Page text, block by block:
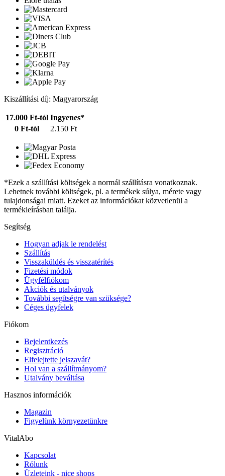
Kiszállítási díj: Magyarország
17.000 Ft-tól Ingyenes*
0 Ft-tól
2.150 Ft
*Ezek a szállítási költségek a normál szállításra vonatkoznak.
Lehetnek további költségek, pl. a termékek súlya, mérete vagy
tulajdonságai miatt. Ezeket az információkat közvetlenül a
termékleírásban találja.
Segítség
Hogyan adjak le rendelést
Szállítás
Visszaküldés és visszatérítés
Fizetési módok
Ügyfélfiókom
Akciók és utalványok
További segítségre van szüksége?
Céges ügyfelek
Fiókom
Bejelentkezés
Regisztráció
Elfelejtette jelszavát?
Hol van a szállítmányom?
Utalvány beváltása
Hasznos információk
Magazin
Figyelünk környezetünkre
VitalAbo
Kapcsolat
Rólunk
Üzleteink - nice shops